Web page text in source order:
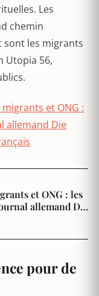
Les
chemin
sont les migrants
Utopia 56,
et ONG :
allemand Die
et ONG : les
allemand Die
pour de